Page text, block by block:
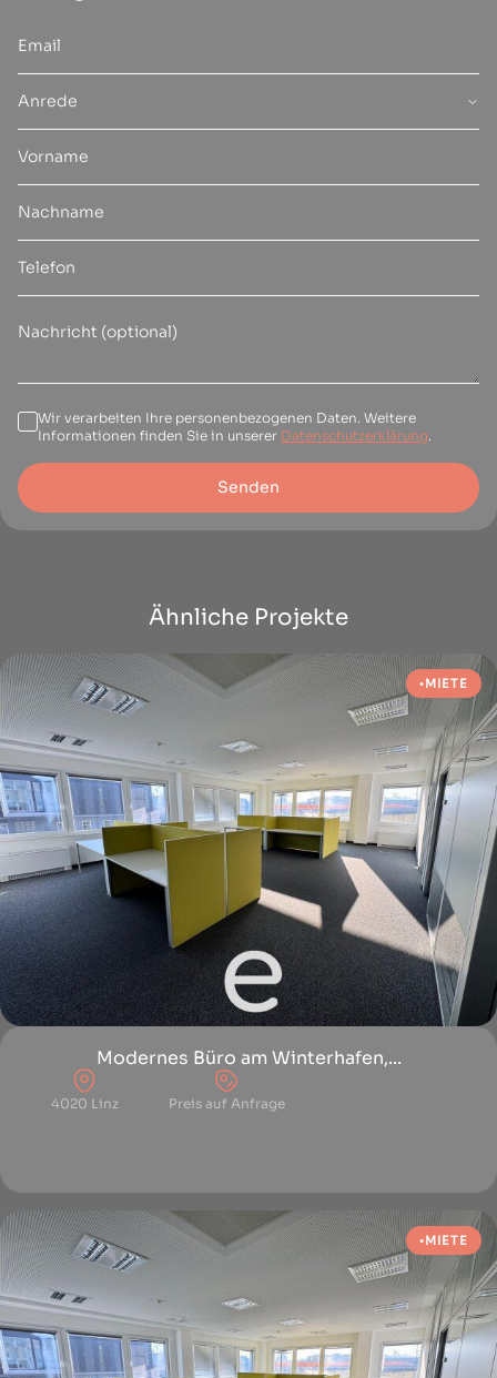
Anrede
Wir verarbeiten Ihre personenbezogenen Daten. Weitere
Informationen finden Sie in unserer Datenschutzerklärung
Senden
Ähnliche Projekte
MIETE
Modernes Büro am Winterhafen,...
4020 Linz Preis auf Anfrage
MIETE